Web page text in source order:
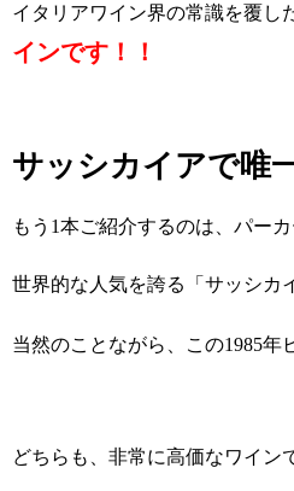
イタリアワイン界の常識を覆し
インです！！
サッシカイアで唯
もう1本ご紹介するのは、パー
世界的な人気を誇る「サッシカ
当然のことながら、この1985
どちらも、非常に高価なワイン